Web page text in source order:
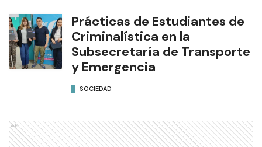
Prácticas de Estudiantes de
Criminalística en la
Subsecretaría de Transporte
y Emergencia
SOCIEDAD
Ads